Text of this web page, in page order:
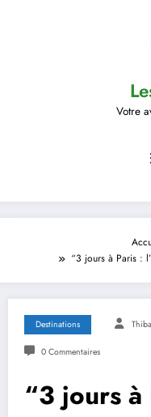
Votre
“3 jours à Paris :
Destinations
0 Commentaires
“3 jours à